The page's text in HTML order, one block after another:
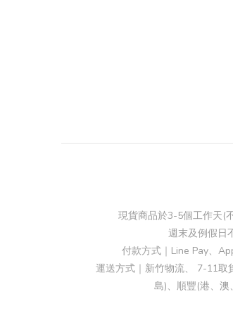
現貨商品於3-5個工作天(
週末及例假日
付款方式｜Line Pay、
運送方式｜新竹物流、 7-11取
島)、順豐(港、澳